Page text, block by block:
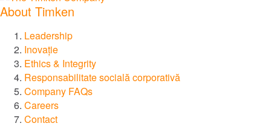
About Timken
Leadership
Inovație
Ethics & Integrity
Responsabilitate socială corporativă
Company FAQs
Careers
Contact